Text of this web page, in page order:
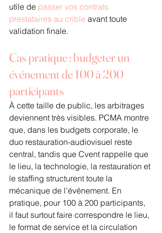
utile de passer vos contrats
prestataires au crible avant toute
validation finale.
Cas pratique : budgeter un
événement de 100 à 200
participants
À cette taille de public, les arbitrages
deviennent très visibles. PCMA montre
que, dans les budgets corporate, le
duo restauration-audiovisuel reste
central, tandis que Cvent rappelle que
le lieu, la technologie, la restauration et
le staffing structurent toute la
mécanique de l’événement. En
pratique, pour 100 à 200 participants,
il faut surtout faire correspondre le lieu,
le format de service et la circulation